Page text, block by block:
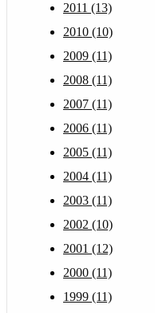
2011 (13)
2010 (10)
2009 (11)
2008 (11)
2007 (11)
2006 (11)
2005 (11)
2004 (11)
2003 (11)
2002 (10)
2001 (12)
2000 (11)
1999 (11)